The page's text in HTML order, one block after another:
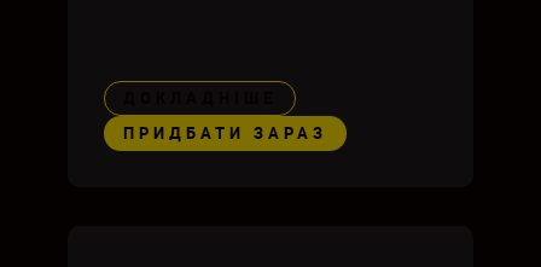
ПРИДБАТИ ЗАРАЗ